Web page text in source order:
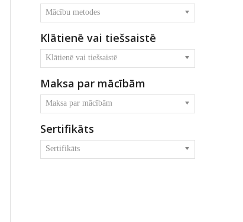
Mācību metodes
Klātienē vai tiešsaistē
Klātienē vai tiešsaistē
Maksa par mācībām
Maksa par mācībām
Sertifikāts
Sertifikāts